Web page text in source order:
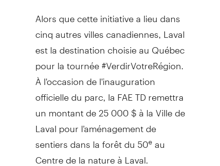
Alors que cette initiative a lieu dans
cinq autres villes canadiennes, Laval
est la destination choisie au Québec
pour la tournée #VerdirVotreRégion.
À l'occasion de l'inauguration
officielle du parc, la FAE TD remettra
un montant de 25 000 $ à laVille de
Lavalpour l'aménagement de
sentiers dans la forêt du 50eau
Centre de la nature à Laval.